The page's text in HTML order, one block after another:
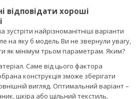
якими будуть придбані комп'ютерні
користувача під час роботи. На
хребет буде знаходитися в
короткочасного перебування за
врахувати при здійсненні
увагу?